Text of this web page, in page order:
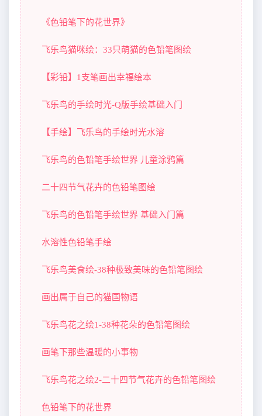
《色铅笔下的花世界》
飞乐鸟猫咪绘：33只萌猫的色铅笔图绘
【彩铅】1支笔画出幸福绘本
飞乐鸟的手绘时光-Q版手绘基础入门
【手绘】飞乐鸟的手绘时光水溶
飞乐鸟的色铅笔手绘世界 儿童涂鸦篇
二十四节气花卉的色铅笔图绘
飞乐鸟的色铅笔手绘世界 基础入门篇
水溶性色铅笔手绘
飞乐鸟美食绘-38种极致美味的色铅笔图绘
画出属于自己的猫国物语
飞乐鸟花之绘1-38种花朵的色铅笔图绘
画笔下那些温暖的小事物
飞乐鸟花之绘2-二十四节气花卉的色铅笔图绘
色铅笔下的花世界